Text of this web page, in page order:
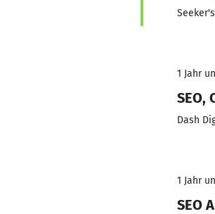
1 Jahr
SEO,
Dash
1 Jahr
SEO